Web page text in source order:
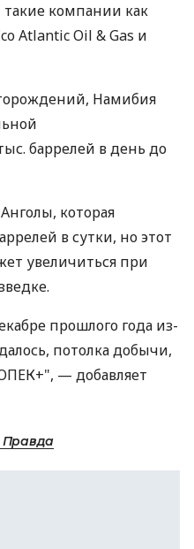
компании как
Atlantic Oil & Gas и
Намибия
баррелей в день до
которая
в сутки, но этот
увеличиться при
прошлого года из-
потолка добычи,
— добавляет
Правда